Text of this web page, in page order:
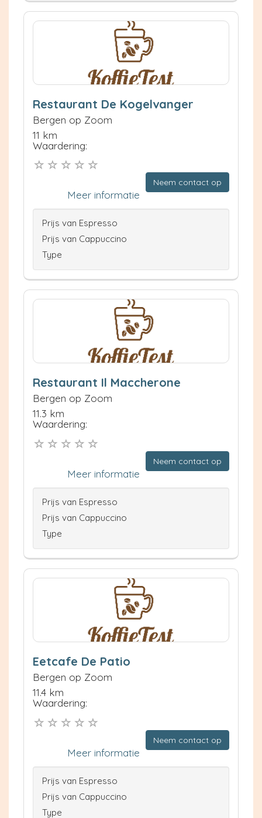
Restaurant De Kogelvanger
Bergen op Zoom
11 km
Waardering:
Neem contact op
Meer informatie
Prijs van Espresso
Prijs van Cappuccino
Type
Restaurant Il Maccherone
Bergen op Zoom
11.3 km
Waardering:
Neem contact op
Meer informatie
Prijs van Espresso
Prijs van Cappuccino
Type
Eetcafe De Patio
Bergen op Zoom
11.4 km
Waardering:
Neem contact op
Meer informatie
Prijs van Espresso
Prijs van Cappuccino
Type